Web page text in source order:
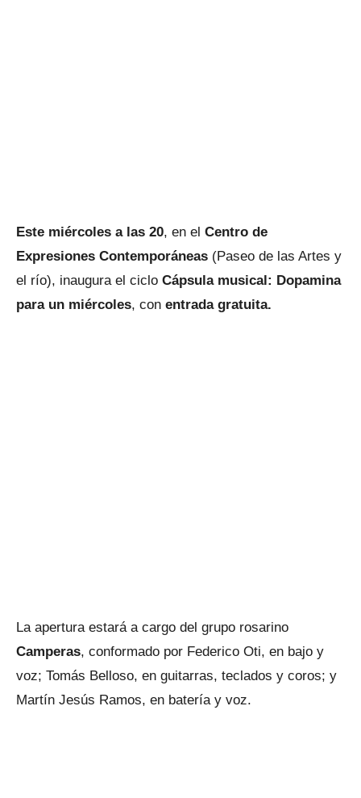
Este miércoles a las 20, en el Centro de
Expresiones Contemporáneas (Paseo de las Artes y
el río), inaugura el ciclo Cápsula musical: Dopamina
para un miércoles, con entrada gratuita.
La apertura estará a cargo del grupo rosarino
Camperas, conformado por Federico Oti, en bajo y
voz; Tomás Belloso, en guitarras, teclados y coros; y
Martín Jesús Ramos, en batería y voz.